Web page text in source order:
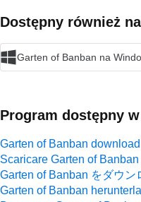
Dostępny również
Garten of Banban na
Program dostępny
Garten of Banban download
Scaricare Garten of Banban
Garten of Banban をダウン
Garten of Banban